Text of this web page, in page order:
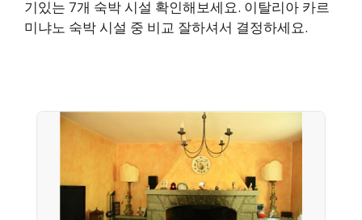
기있는 7개 숙박 시설 확인해보세요. 이탈리아 카르
미냐노 숙박 시설 중 비교 잘하셔서 결정하세요.